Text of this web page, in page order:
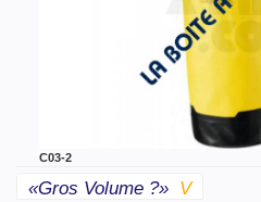
C03-2
«gros Volume ?» V